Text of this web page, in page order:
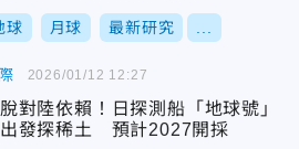
球 月球 最新研究
對陸依賴！日探測船「地球號」
發探稀土 預計2027開採
2026/01/12 12:27